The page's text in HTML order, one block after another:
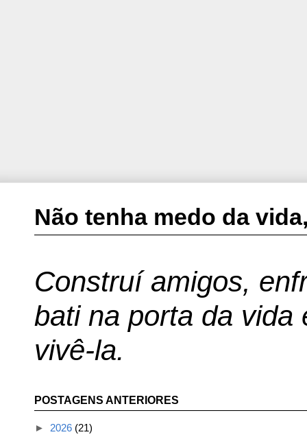
Não tenha medo da
Construí amigos,
bati na porta da vida
vivê-la.
POSTAGENS ANTERIORES
► 2026 (21)